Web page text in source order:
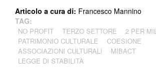
Articolo a cura di: Francesco Mannino
TAG:
NO PROFIT TERZO SETTORE
2 PER
PATRIMONIO CULTURALE
COESIONE
ASSOCIAZIONI CULTURALI
MIBACT
LEGGE DI STABILITÀ